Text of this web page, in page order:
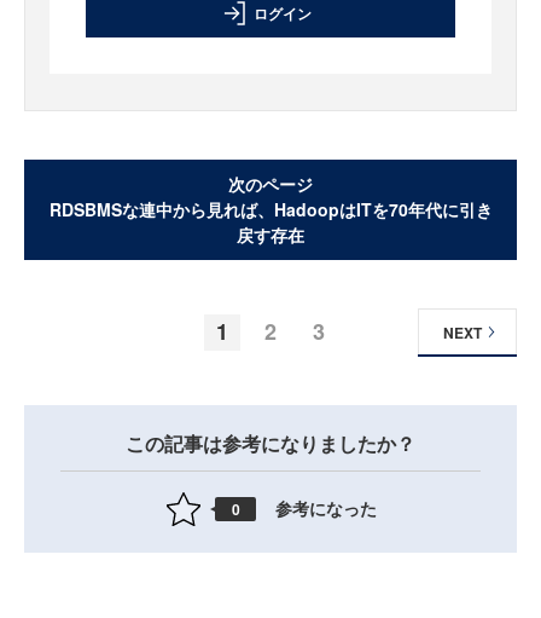
ログイン
次のページ
RDSBMSな連中から見れば、HadoopはITを70年代に引き
戻す存在
1 2 3 NEXT
この記事は参考になりましたか？
0 参考になった